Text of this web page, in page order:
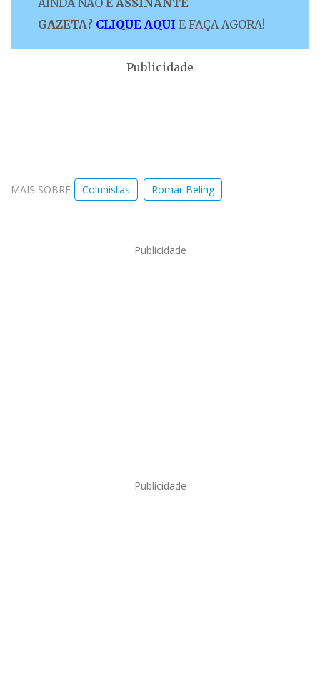
AINDA NÃO É ASSINANTE
GAZETA? CLIQUE AQUI E FAÇA AGORA!
Publicidade
MAIS SOBRE Colunistas Romar Beling
Publicidade
Publicidade